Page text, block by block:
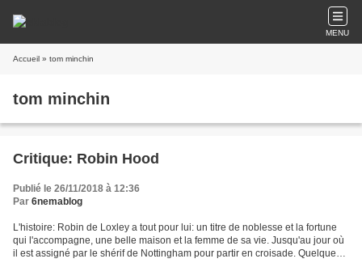
MENU
Accueil » tom minchin
tom minchin
Critique: Robin Hood
Publié le 26/11/2018 à 12:36
Par 6nemablog
L'histoire: Robin de Loxley a tout pour lui: un titre de noblesse et la fortune
qui l'accompagne, une belle maison et la femme de sa vie. Jusqu'au jour où
il est assigné par le shérif de Nottingham pour partir en croisade. Quelques